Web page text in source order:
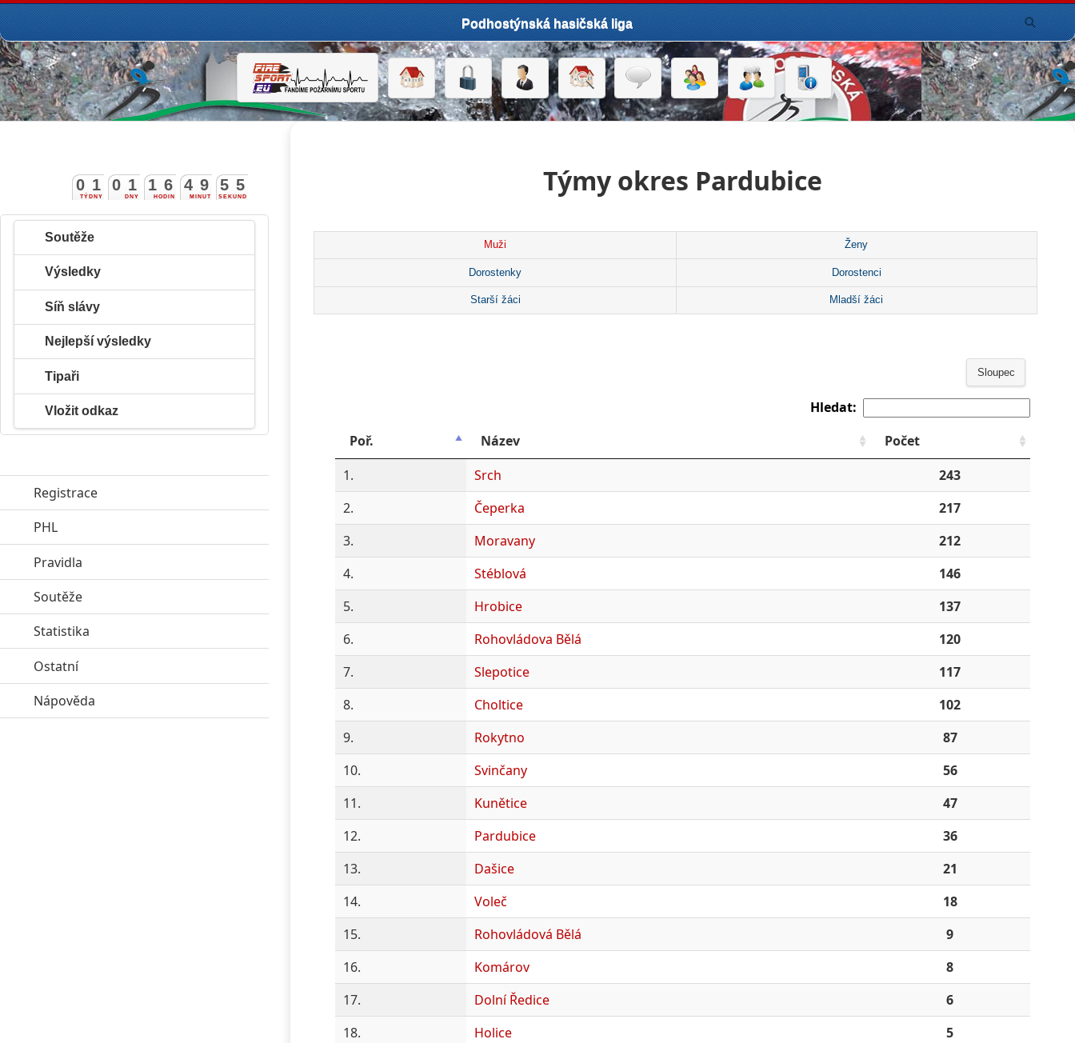
Podhostýnská hasičská liga
Týmy okres Pardubice
Muži Ženy
Dorostenky Dorostenci
Starší žáci Mladší žáci
Sloupec
Hledat:
Poř.
Název
Počet
1.
Srch
243
2.
Čeperka
217
3.
Moravany
212
4.
Stéblová
146
5.
Hrobice
137
6.
Rohovládova Bělá
120
7.
Slepotice
117
8.
Choltice
102
9.
Rokytno
87
10.
Svinčany
56
11.
Kunětice
47
12.
Pardubice
36
13.
Dašice
21
14.
Voleč
18
15.
Rohovládová Bělá
9
16.
Komárov
8
17.
Dolní Ředice
6
18.
Holice
5
TÝDNY
0 1
DNY
0 1
HODIN
1 6
MINUT
4 9
SEKUND
5 4
5
Soutěže
Výsledky
Síň slávy
Nejlepší výsledky
Tipaři
Vložit odkaz
Registrace
PHL
Pravidla
Soutěže
Statistika
Ostatníclick to expand contents
Nápověda